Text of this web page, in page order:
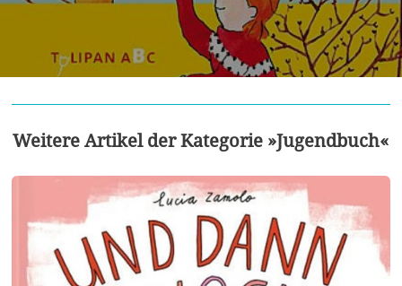
Weitere Artikel der Kategorie »Jugendbuch«